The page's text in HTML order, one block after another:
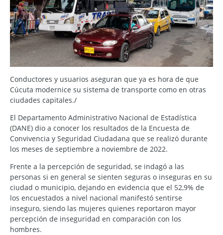
Conductores y usuarios aseguran que ya es hora de que
Cúcuta modernice su sistema de transporte como en otras
ciudades capitales./
El Departamento Administrativo Nacional de Estadística
(DANE) dio a conocer los resultados de la Encuesta de
Convivencia y Seguridad Ciudadana que se realizó durante
los meses de septiembre a noviembre de 2022.
Frente a la percepción de seguridad, se indagó a las
personas si en general se sienten seguras o inseguras en su
ciudad o municipio, dejando en evidencia que el 52,9% de
los encuestados a nivel nacional manifestó sentirse
inseguro, siendo las mujeres quienes reportaron mayor
percepción de inseguridad en comparación con los
hombres.